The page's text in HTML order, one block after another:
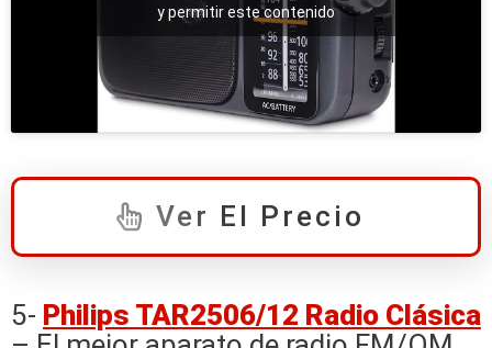
y permitir este contenido
Ver El Precio
5- Philips TAR2506/12 Radio Clásica